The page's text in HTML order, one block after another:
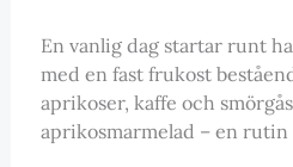
En vanlig dag startar runt
med en fast frukost
aprikoser, kaffe och
aprikosmarmelad – en rutin